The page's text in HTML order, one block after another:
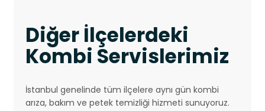
Diğer İlçelerdeki
Kombi Servislerimiz
İstanbul genelinde tüm ilçelere aynı gün kombi
arıza, bakım ve petek temizliği hizmeti sunuyoruz.